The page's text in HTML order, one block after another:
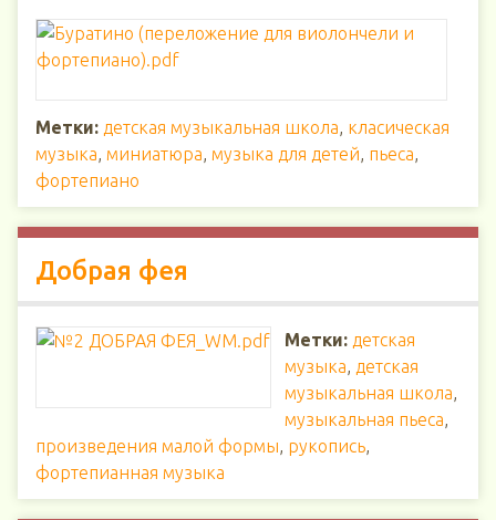
Метки: детская музыкальная школа, класическая
музыка, миниатюра, музыка для детей, пьеса,
фортепиано
Добрая фея
Метки: детская
музыка, детская
музыкальная школа,
музыкальная пьеса,
произведения малой формы, рукопись,
фортепианная музыка